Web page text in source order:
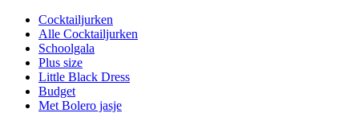
Cocktailjurken
Alle Cocktailjurken
Schoolgala
Plus size
Little Black Dress
Budget
Met Bolero jasje